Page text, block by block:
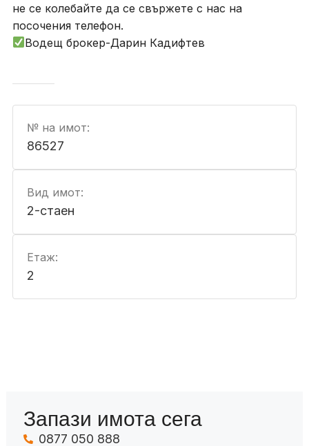
не се колебайте да се свържете с нас на
посочения телефон.
Водещ брокер-Дарин Кадифтев
№ на имот:
86527
Вид имот:
2-стаен
Етаж:
2
Запази имота сега
0877 050 888